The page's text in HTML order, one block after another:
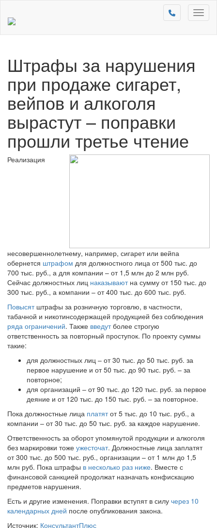
Штрафы за нарушения
при продаже сигарет,
вейпов и алкоголя
вырастут – поправки
прошли третье чтение
Реализация
несовершеннолетнему, например, сигарет или вейпа
обернется штрафом для должностного лица от 500 тыс. до
700 тыс. руб., а для компании – от 1,5 млн до 2 млн руб.
Сейчас должностных лиц наказываютна сумму от 150 тыс. до
300 тыс. руб., а компании – от 400 тыс. до 600 тыс. руб.
Повысятштрафы за розничную торговлю, в частности,
табачной и никотинсодержащей продукцией без соблюдения
ряда ограничений. Также введутболее строгую
ответственность за повторный проступок. По проекту суммы
такие:
для должностных лиц – от 30 тыс. до 50 тыс. руб. за
первое нарушение и от 50 тыс. до 90 тыс. руб. – за
повторное;
для организаций – от 90 тыс. до 120 тыс. руб. за первое
деяние и от 120 тыс. до 150 тыс. руб. – за повторное.
Пока должностные лица платятот 5 тыс. до 10 тыс. руб., а
компании – от 30 тыс. до 50 тыс. руб. за каждое нарушение.
Ответственность за оборот упомянутой продукции и алкоголя
без маркировки тоже ужесточат. Должностные лица заплатят
от 300 тыс. до 500 тыс. руб., организации – от 1 млн до 1,5
млн руб. Пока штрафы в несколько раз ниже. Вместе с
финансовой санкцией продолжат назначать конфискацию
предметов нарушения.
Есть и другие изменения. Поправки вступят в силу через 10
календарных дней после опубликования закона.
Источник: КонсультантПлюс